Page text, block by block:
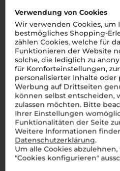
Verwendung von Cookies
Wir verwenden Cookies, um
bestmögliches Shopping-
zählen Cookies, welche für
Funktionieren der Website
solche, die lediglich zu
für Komforteinstellungen,
personalisierter Inhalte oder
Werbung auf Drittseiten
können selbst entscheiden,
zulassen möchten. Bitte
Ihrer Einstellungen
Funktionalitäten der Seite
Weitere Informationen
Datenschutzerklärung.
Um alle Cookies
"Cookies konfigurieren"
Über die Rebsorte
Nebbiolo
Der König der Piemonteser Weine